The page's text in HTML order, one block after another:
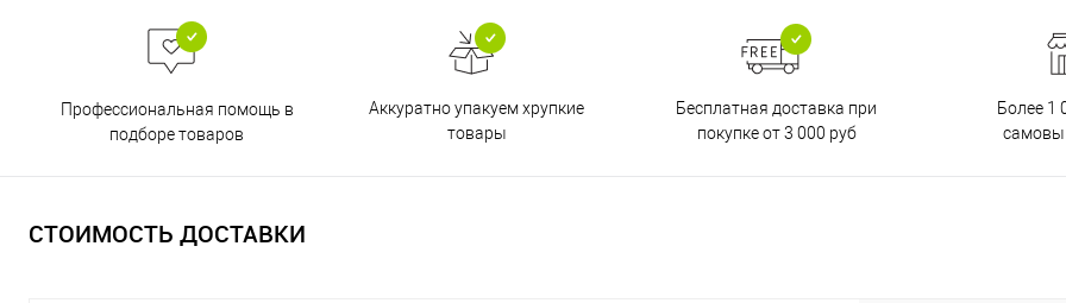
Профессиональная помощь в
подборе товаров
Аккуратно упакуем хрупкие
товары
Бесплатная доставка при
покупке от 3 000 руб
Более 1
СТОИМОСТЬ ДОСТАВКИ